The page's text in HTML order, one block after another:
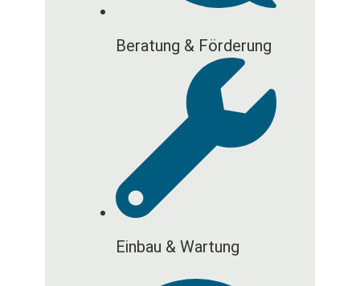
Beratung & Förderung
Einbau & Wartung